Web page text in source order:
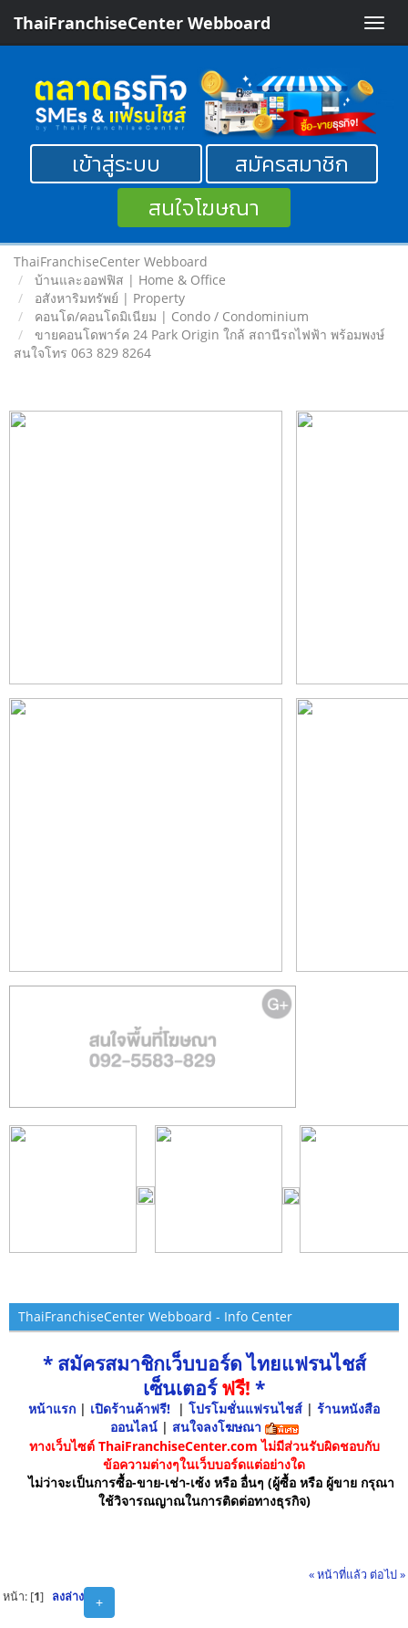
Toggle
ThaiFranchiseCenter Webboard
เข้าสู่ระบบ
สมัครสมาชิก
สนใจโฆษณา
ThaiFranchiseCenter Webboard
บ้านและออฟฟิส | Home & Office
อสังหาริมทรัพย์ | Property
คอนโด/คอนโดมิเนียม | Condo / Condominium
ขายคอนโดพาร์ค 24 Park Origin ใกล้ สถานีรถไฟฟ้า พร้อมพงษ์
สนใจโทร 063 829 8264
ThaiFranchiseCenter Webboard - Info Center
* สมัครสมาชิกเว็บบอร์ด ไทยแฟรนไชส์
เซ็นเตอร์ฟรี! *
หน้าแรก | เปิดร้านค้าฟรี! | โปรโมชั่นแฟรนไชส์ | ร้านหนังสือ
ออนไลน์ | สนใจลงโฆษณา
ทางเว็บไซต์ ThaiFranchiseCenter.com ไม่มีส่วนรับผิดชอบกับ
ข้อความต่างๆในเว็บบอร์ดแต่อย่างใด
ไม่ว่าจะเป็นการซื้อ-ขาย-เช่า-เซ้ง หรือ อื่นๆ (ผู้ซื้อ หรือ ผู้ขาย กรุณา
ใช้วิจารณญาณในการติดต่อทางธุรกิจ)
« หน้าที่แล้ว ต่อไป »
+
หน้า: [1] ลงล่าง